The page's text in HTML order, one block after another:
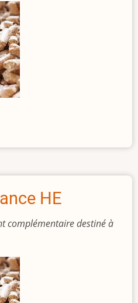
HE
complémentaire destiné à